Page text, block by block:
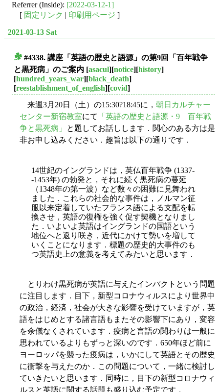
Referrer (Inside): [2022-03-12-1]
[ 固定リンク 印刷用ページ ]
2021-03-13 Sat
#4338. 講座「英語の歴史と語源」の第9回「百年戦争
と黒死病」のご案内 [asacul][notice][history]
[hundred_years_war][black_death]
[reestablishment_of_english][covid]
来週3月20日（土）の15:30?18:45に， 朝日カルチャー
センター新宿教室にて
「英語の歴史と語源・9 百年戦
争と黒死病」
と題してお話しします．関心のある方は是
非お申し込みください．趣旨は以下の通りです．
14世紀のイングランドは，英仏百年戦争 (1337-
-1453年) の勃発と，それに続く黒死病の蔓延
（1348年の第一波）など数々の困難に見舞われ
ました．これらの社会的な事件は，ノルマン征
服以来定着していたフランス語による支配を転
換させ，英語の復権を強く促す契機となりまし
た．いよいよ英語はイングランドの国語という
地位へと返り咲き，近代にかけて勢いを増して
いくことになります．標題の歴史的大事件のも
つ英語史上の意義を考えてみたいと思います．
とりわけ黒死病が英語に与えたインパクトという問題
に注目します．目下，新型コロナウィルスにより世界中
の政治，経済，社会が大きな影響を受けていますが，英
語をはじめとする諸言語もまたその影響下にあり，変容
を余儀なくされています．疫病と言語の関わりは一般に
思われているよりもずっと深いのです．650年ほど前に
ヨーロッパを襲った疫病は，いかにして英語とその歴史
に衝撃を与えたのか．この問題について，一緒に検討し
ていきたいと思います．同時に，目下の新型コロナウィ
ルスと英語に関する話題も盛り込む予定です．